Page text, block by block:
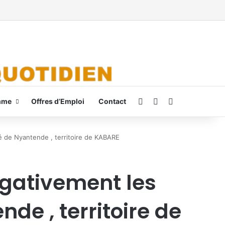
Offres d’Emploi Contact ConnexionSwitch skin
Nyantende , territoire de KABARE
les
, territoire de